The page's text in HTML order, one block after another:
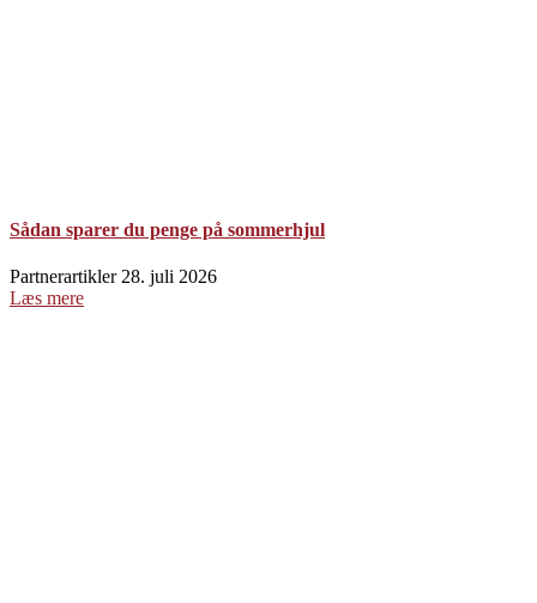
Sådan sparer du penge på sommerhjul
Partnerartikler 28. juli 2026
Læs mere